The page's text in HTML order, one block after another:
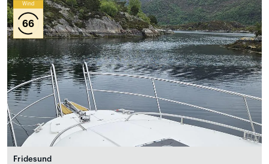
Wind
66
Fridesund